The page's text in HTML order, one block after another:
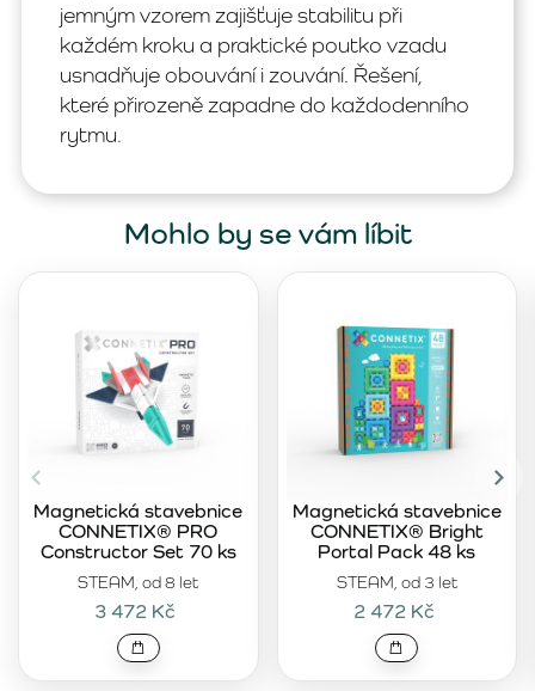
jemným vzorem zajišťuje stabilitu při
každém kroku a praktické poutko vzadu
usnadňuje obouvání i zouvání. Řešení,
které přirozeně zapadne do každodenního
rytmu.
Mohlo by se vám líbit
STEAM, od 8 let
Magnetická stavebnice
CONNETIX® PRO
Constructor Set 70 ks
3 472 Kč
STEAM, od 3 let
Magnetická stavebnice
CONNETIX® Bright
Portal Pack 48 ks
2 472 Kč